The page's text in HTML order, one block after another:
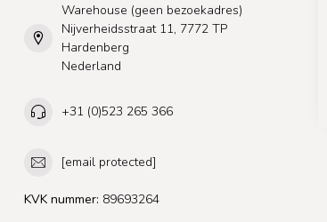
Warehouse (geen bezoekadres)
Nijverheidsstraat 11, 7772 TP
Hardenberg
Nederland
+31 (0)523 265 366
[email protected]
KVK nummer: 89693264